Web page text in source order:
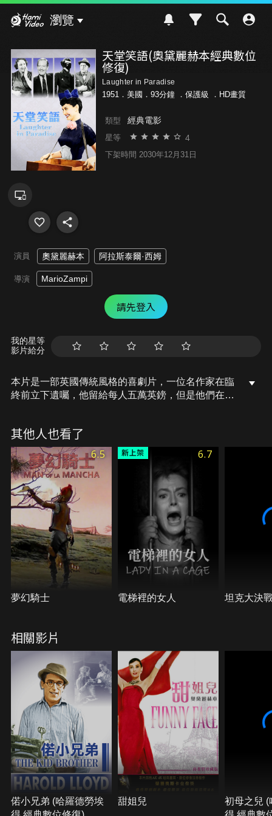
瀏覽
天堂笑語(奧黛麗赫本經典數位
修復)
Laughter in Paradise
1951．美國．93分鐘 ． 保護級 ．HD畫質
類型 經典電影
星等 4
下架時間 2030年12月31日
演員 奧黛麗赫本 阿拉斯泰爾·西姆
導演 MarioZampi
請先登入
我的星等
影片給分
本片是一部英國傳統風格的喜劇片，一位名作家在臨
終前立下遺囑，他留給每人五萬英鎊，但是他們在獲
產，繼承人竭力去做對他們來說是難以做到的事情並
設法完成任務。
其他人也看了
6.5
夢幻騎士
6.7
電梯裡的女人 坦克大決
相關影片
偌小兄弟 (哈羅德勞埃
甜姐兒
初母之兒 (